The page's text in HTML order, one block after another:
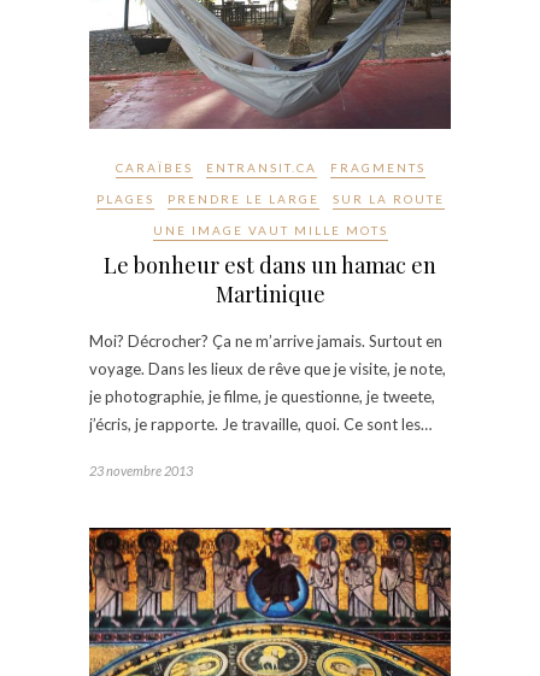
CARAÏBES ENTRANSIT.CA FRAGMENTS
PLAGES PRENDRE LE LARGE SUR LA ROUTE
UNE IMAGE VAUT MILLE MOTS
Le bonheur est dans un hamac en
Martinique
Moi? Décrocher? Ça ne m’arrive jamais. Surtout en
voyage. Dans les lieux de rêve que je visite, je note,
je photographie, je filme, je questionne, je tweete,
j’écris, je rapporte. Je travaille, quoi. Ce sont les…
23 novembre 2013